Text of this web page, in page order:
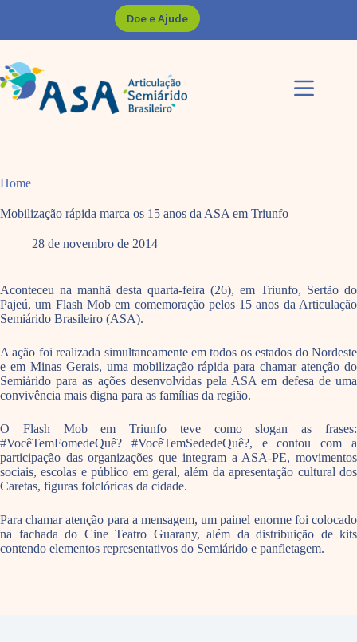
Doe e Ajude
Home
Mobilização rápida marca os 15 anos da ASA em Triunfo
28 de novembro de 2014
Aconteceu na manhã desta quarta-feira (26), em Triunfo, Sertão do
Pajeú, um Flash Mob em comemoração pelos 15 anos da Articulação
Semiárido Brasileiro (ASA).
A ação foi realizada simultaneamente em todos os estados do Nordeste
e em Minas Gerais, uma mobilização rápida para chamar atenção do
Semiárido para as ações desenvolvidas pela ASA em defesa de uma
convivência mais digna para as famílias da região.
O Flash Mob em Triunfo teve como slogan as frases:
#‎VocêTemFomedeQuê‬? #‎VocêTemSededeQuê‬?, e contou com a
participação das organizações que integram a ASA-PE, movimentos
sociais, escolas e público em geral, além da apresentação cultural dos
Caretas, figuras folclóricas da cidade.
Para chamar atenção para a mensagem, um painel enorme foi colocado
na fachada do Cine Teatro Guarany, além da distribuição de kits
contendo elementos representativos do Semiárido e panfletagem.